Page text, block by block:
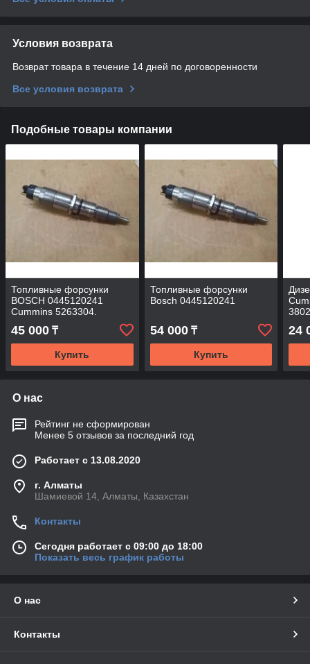
Условия возврата
Возврат товара в течение 14 дней по договоренности
Все условия возврата
Подобные товары компании
Топливные форсунки
BOSCH 0445120241
Cummins 5263304.
45 000 ₸
Купить
Топливные форсунки
Bosch 0445120241
54 000₸
Купить
24
О нас
Рейтинг не сформирован
Менее 5 отзывов за последний год
Работает с 13.08.2020
г. Алматы
Шамиевой 14, Алматы, Казахстан
Контакты
Сегодня работает с 09:00 до 18:00
Показать весь график работы
О нас
Контакты